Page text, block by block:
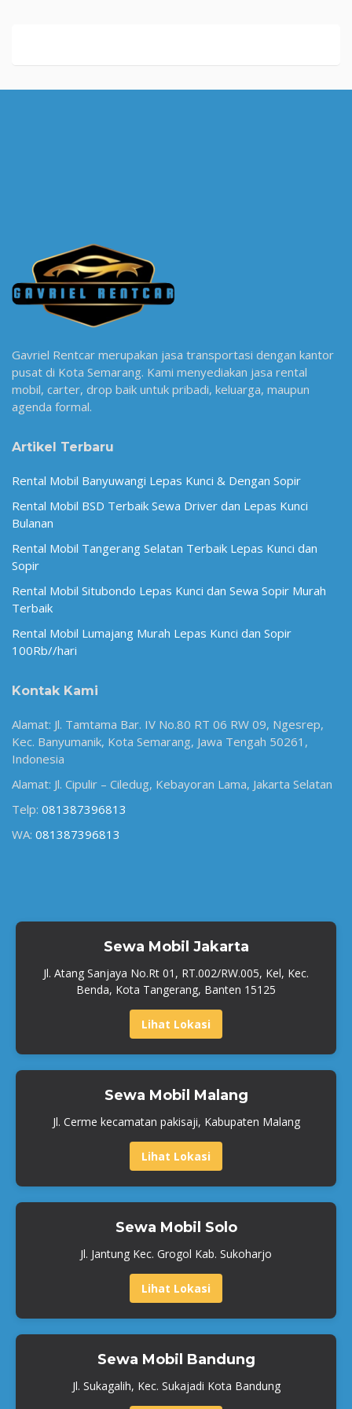
Gavriel Rentcar merupakan jasa transportasi dengan kantor
pusat di Kota Semarang. Kami menyediakan jasa rental
mobil, carter, drop baik untuk pribadi, keluarga, maupun
agenda formal.
Artikel Terbaru
Rental Mobil Banyuwangi Lepas Kunci & Dengan Sopir
Rental Mobil BSD Terbaik Sewa Driver dan Lepas Kunci
Bulanan
Rental Mobil Tangerang Selatan Terbaik Lepas Kunci dan
Sopir
Rental Mobil Situbondo Lepas Kunci dan Sewa Sopir Murah
Terbaik
Rental Mobil Lumajang Murah Lepas Kunci dan Sopir
100Rb//hari
Kontak Kami
Alamat: Jl. Tamtama Bar. IV No.80 RT 06 RW 09, Ngesrep,
Kec. Banyumanik, Kota Semarang, Jawa Tengah 50261,
Indonesia
Alamat: Jl. Cipulir – Ciledug, Kebayoran Lama, Jakarta Selatan
Telp: 081387396813
WA: 081387396813
Sewa Mobil Jakarta
Jl. Atang Sanjaya No.Rt 01, RT.002/RW.005, Kel, Kec.
Benda, Kota Tangerang, Banten 15125
Lihat Lokasi
Sewa Mobil Malang
Jl. Cerme kecamatan pakisaji, Kabupaten Malang
Lihat Lokasi
Sewa Mobil Solo
Jl. Jantung Kec. Grogol Kab. Sukoharjo
Lihat Lokasi
Sewa Mobil Bandung
Jl. Sukagalih, Kec. Sukajadi Kota Bandung